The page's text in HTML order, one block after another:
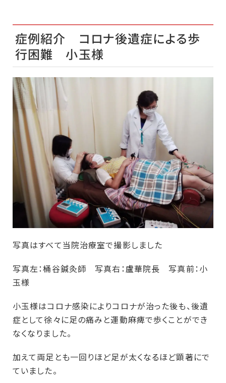
症例紹介 コロナ後遺症による歩
行困難 小玉様
写真はすべて当院治療室で撮影しました
写真左：桶谷鍼灸師 写真右：盧華院長 写真前：小
玉様
小玉様はコロナ感染によりコロナが治った後も、後遺
症として徐々に足の痛みと運動麻痺で歩くことができ
なくなりました。
加えて両足とも一回りほど足が太くなるほど顕著にで
ていました。